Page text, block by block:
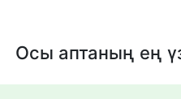
Осы аптаның ең